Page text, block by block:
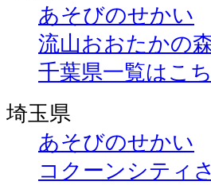
あそびのせかい
流山おおたかの
千葉県一覧はこ
埼玉県
あそびのせかい
コクーンシティ